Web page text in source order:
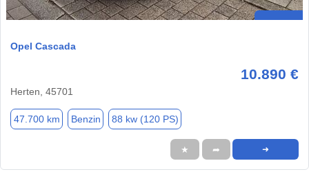
Opel Cascada
10.890 €
Herten, 45701
47.700 km Benzin 88 kw (120 PS)
★ ➦ ➜